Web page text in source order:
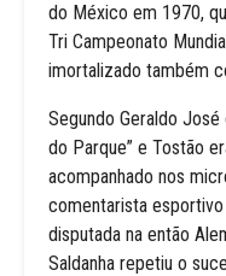
do México em 1970,
Tri Campeonato
imortalizado também
Segundo Geraldo José
do Parque” e Tostão
acompanhado nos
comentarista esportivo
disputada na então
Saldanha repetiu o